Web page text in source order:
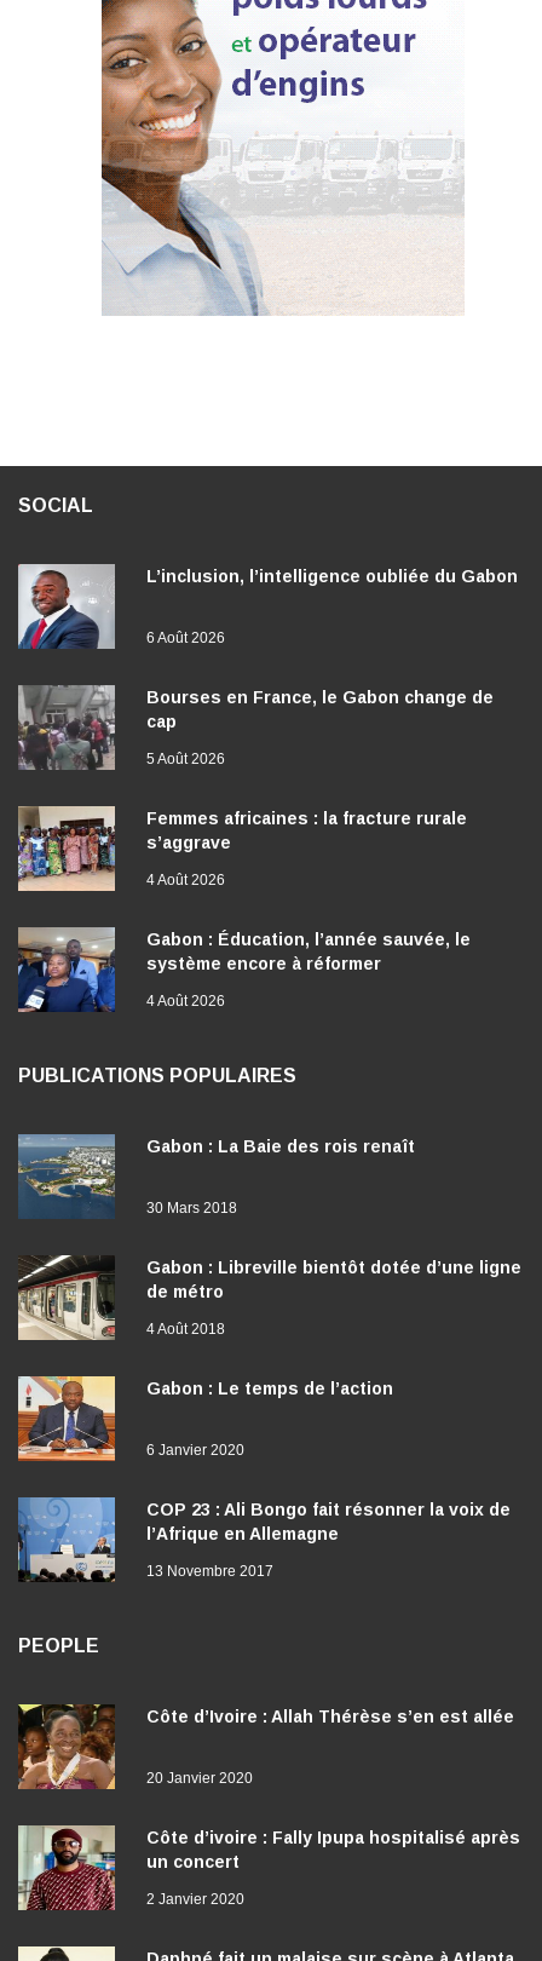
SOCIAL
L’inclusion, l’intelligence oubliée du Gabon
6 Août 2026
Bourses en France, le Gabon change de
cap
5 Août 2026
Femmes africaines : la fracture rurale
s’aggrave
4 Août 2026
Gabon : Éducation, l’année sauvée, le
système encore à réformer
4 Août 2026
PUBLICATIONS POPULAIRES
Gabon : La Baie des rois renaît
30 Mars 2018
Gabon : Libreville bientôt dotée d’une ligne
de métro
4 Août 2018
Gabon : Le temps de l’action
6 Janvier 2020
COP 23 : Ali Bongo fait résonner la voix de
l’Afrique en Allemagne
13 Novembre 2017
PEOPLE
Côte d’Ivoire : Allah Thérèse s’en est allée
20 Janvier 2020
Côte d’ivoire : Fally Ipupa hospitalisé après
un concert
2 Janvier 2020